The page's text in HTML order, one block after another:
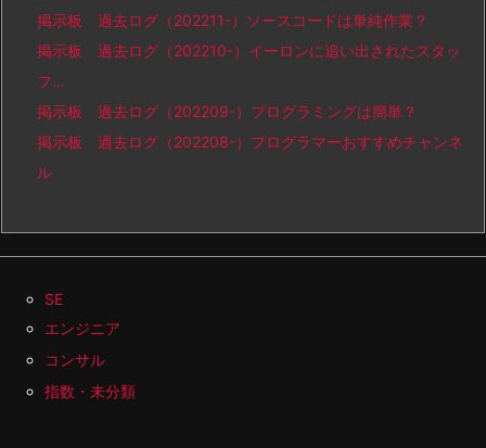
掲示板 過去ログ（202211-）ソースコードは単純作業？
掲示板 過去ログ（202210-）イーロンに追い出されたスタッ
フ…
掲示板 過去ログ（202209-）プログラミングは簡単？
掲示板 過去ログ（202208-）プログラマーおすすめチャンネ
ル
SE
エンジニア
コンサル
指数・未分類